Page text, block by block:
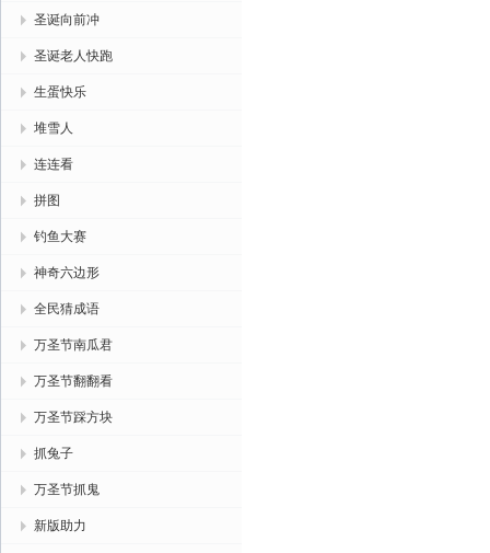
圣诞向前冲
圣诞老人快跑
生蛋快乐
堆雪人
连连看
拼图
钓鱼大赛
神奇六边形
全民猜成语
万圣节南瓜君
万圣节翻翻看
万圣节踩方块
抓兔子
万圣节抓鬼
新版助力